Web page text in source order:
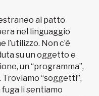
al patto
nel linguaggio
Non c’è
su un oggetto e
un “programma”,
“soggetti”,
fuga li sentiamo